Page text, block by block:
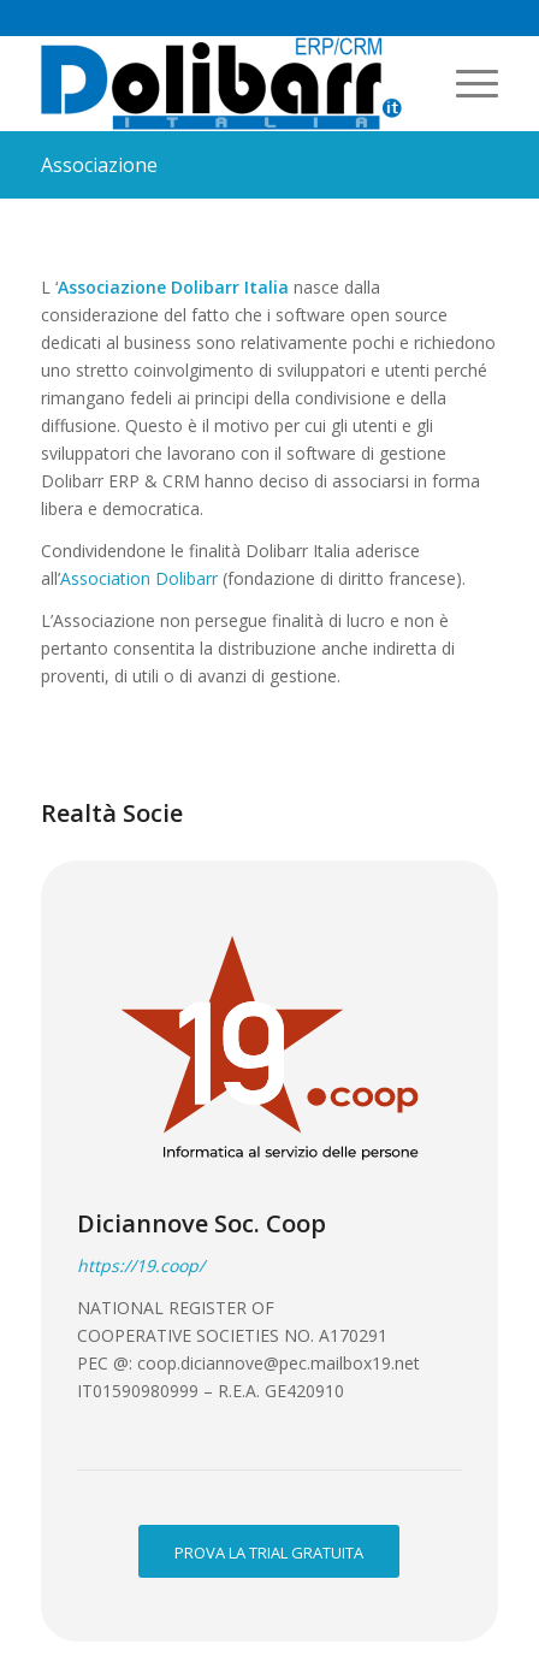
Associazione
L ‘Associazione Dolibarr Italia nasce dalla
considerazione del fatto che i software open source
dedicati al business sono relativamente pochi e richiedono
uno stretto coinvolgimento di sviluppatori e utenti perché
rimangano fedeli ai principi della condivisione e della
diffusione. Questo è il motivo per cui gli utenti e gli
sviluppatori che lavorano con il software di gestione
Dolibarr ERP & CRM hanno deciso di associarsi in forma
libera e democratica.
Condividendone le finalità Dolibarr Italia aderisce
all’Association Dolibarr(fondazione di diritto francese).
L’Associazione non persegue finalità di lucro e non è
pertanto consentita la distribuzione anche indiretta di
proventi, di utili o di avanzi di gestione.
Realtà Socie
Diciannove Soc. Coop
https://19.coop/
NATIONAL REGISTER OF
COOPERATIVE SOCIETIES NO. A170291
PEC @: coop.diciannove@pec.mailbox19.net
IT01590980999 – R.E.A. GE420910
PROVA LA TRIAL GRATUITA